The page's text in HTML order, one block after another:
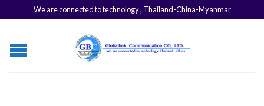
We are connected to technology , Thailand-China-Myanmar